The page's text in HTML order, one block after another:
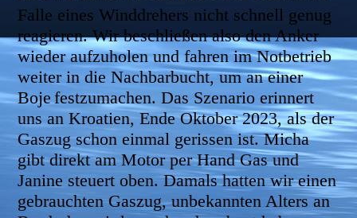
Falle eines Winddrehers nicht schnell genug
reagieren. Wir beschließen also den Anker
wieder aufzuholen und fahren im Notbetrieb
weiter in die Nachbarbucht, um an einer
Bojefestzumachen. Das Szenario erinnert
uns an Kroatien, Ende Oktober 2023, als der
Gaszug schon einmal gerissen ist. Micha
gibt direkt am Motor per Hand Gas und
Janine steuert oben. Damals hatten wir einen
gebrauchten Gaszug, unbekannten Alters an